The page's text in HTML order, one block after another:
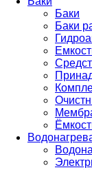
Баки
Баки